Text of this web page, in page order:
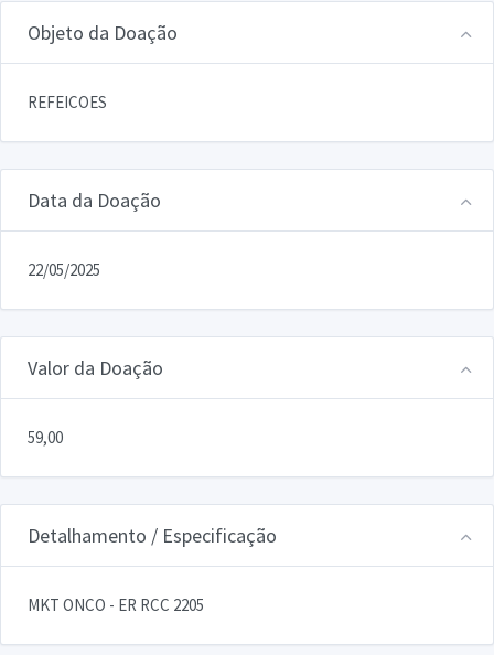
Objeto da Doação
REFEICOES
Data da Doação
22/05/2025
Valor da Doação
59,00
Detalhamento / Especificação
MKT ONCO - ER RCC 2205